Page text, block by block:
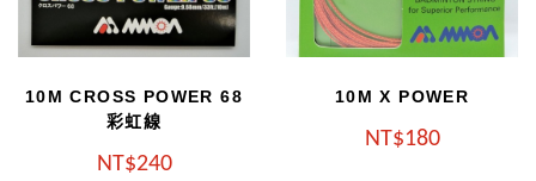
10M CROSS POWER 68
彩虹線
NT 240
10M X POWER
NT 180